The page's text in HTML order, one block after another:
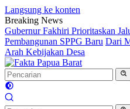
Langsung ke konten
Breaking News
Gubernur Fakhiri Prioritaskan
Pembangunan SPPG Baru Dari
Arah Kebijakan Desa